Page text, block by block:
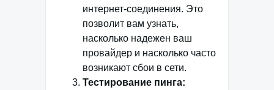
интернет-соединения. Это
позволит вам узнать,
насколько надежен ваш
провайдер и насколько часто
возникают сбои в сети.
Тестирование пинга: